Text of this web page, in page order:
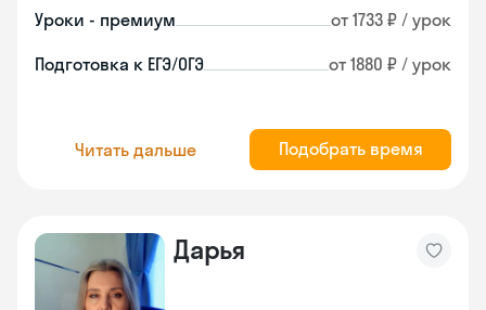
Уроки - премиум от 1733 ₽ / урок
Подготовка к ЕГЭ/ОГЭ от 1880 ₽ / урок
Читать дальше Подобрать время
Дарья